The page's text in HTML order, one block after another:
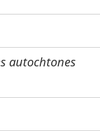
autochtones